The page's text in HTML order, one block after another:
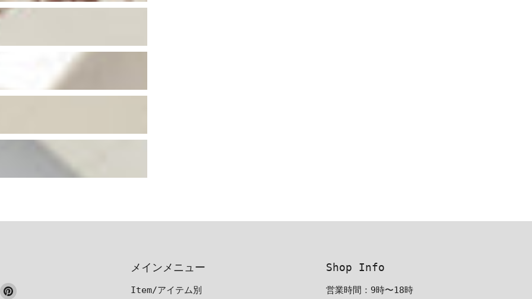
Pinterest
メインメニュー
Item/アイテム別
Shop Info
営業時間：9時〜18時